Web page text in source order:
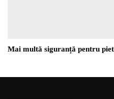
Mai multă siguranță pentru